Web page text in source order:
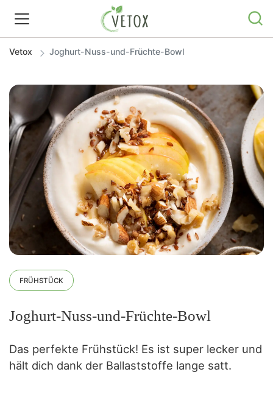
REZEPTWELT
WISSEN
SHOP
GRATIS ERNÄHRUNGSTIPPS
Vetox Joghurt-Nuss-und-Früchte-Bowl
FRÜHSTÜCK
Joghurt-Nuss-und-Früchte-Bowl
Das perfekte Frühstück! Es ist super lecker und
hält dich dank der Ballaststoffe lange satt.